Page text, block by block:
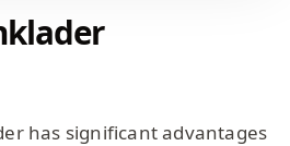
has significant advantages